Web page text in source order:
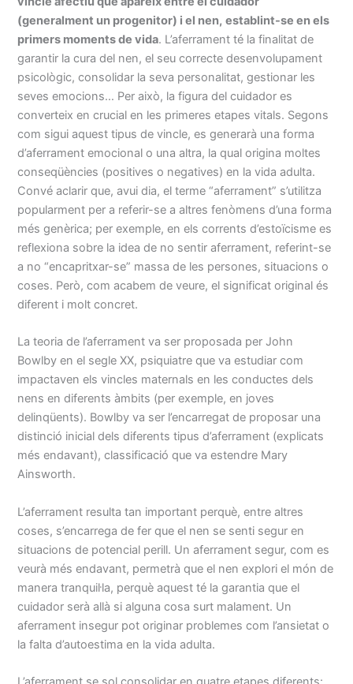
(generalment un progenitor) i el nen, establint-se en els
primers moments de vida. L’aferrament té la finalitat de
garantir la cura del nen, el seu correcte desenvolupament
psicològic, consolidar la seva personalitat, gestionar les
seves emocions… Per això, la figura del cuidador es
converteix en crucial en les primeres etapes vitals. Segons
com sigui aquest tipus de vincle, es generarà una forma
d’aferrament emocional o una altra, la qual origina moltes
conseqüències (positives o negatives) en la vida adulta.
Convé aclarir que, avui dia, el terme “aferrament” s’utilitza
popularment per a referir-se a altres fenòmens d’una forma
més genèrica; per exemple, en els corrents d’estoïcisme es
reflexiona sobre la idea de no sentir aferrament, referint-se
a no “encapritxar-se” massa de les persones, situacions o
coses. Però, com acabem de veure, el significat original és
diferent i molt concret.
La teoria de l’aferrament va ser proposada per John
Bowlby en el segle XX, psiquiatre que va estudiar com
impactaven els vincles maternals en les conductes dels
nens en diferents àmbits (per exemple, en joves
delinqüents). Bowlby va ser l’encarregat de proposar una
distinció inicial dels diferents tipus d’aferrament (explicats
més endavant), classificació que va estendre Mary
Ainsworth.
L’aferrament resulta tan important perquè, entre altres
coses, s’encarrega de fer que el nen se senti segur en
situacions de potencial perill. Un aferrament segur, com es
veurà més endavant, permetrà que el nen explori el món de
manera tranquil·la, perquè aquest té la garantia que el
cuidador serà allà si alguna cosa surt malament. Un
aferrament insegur pot originar problemes com l’ansietat o
la falta d’autoestima en la vida adulta.